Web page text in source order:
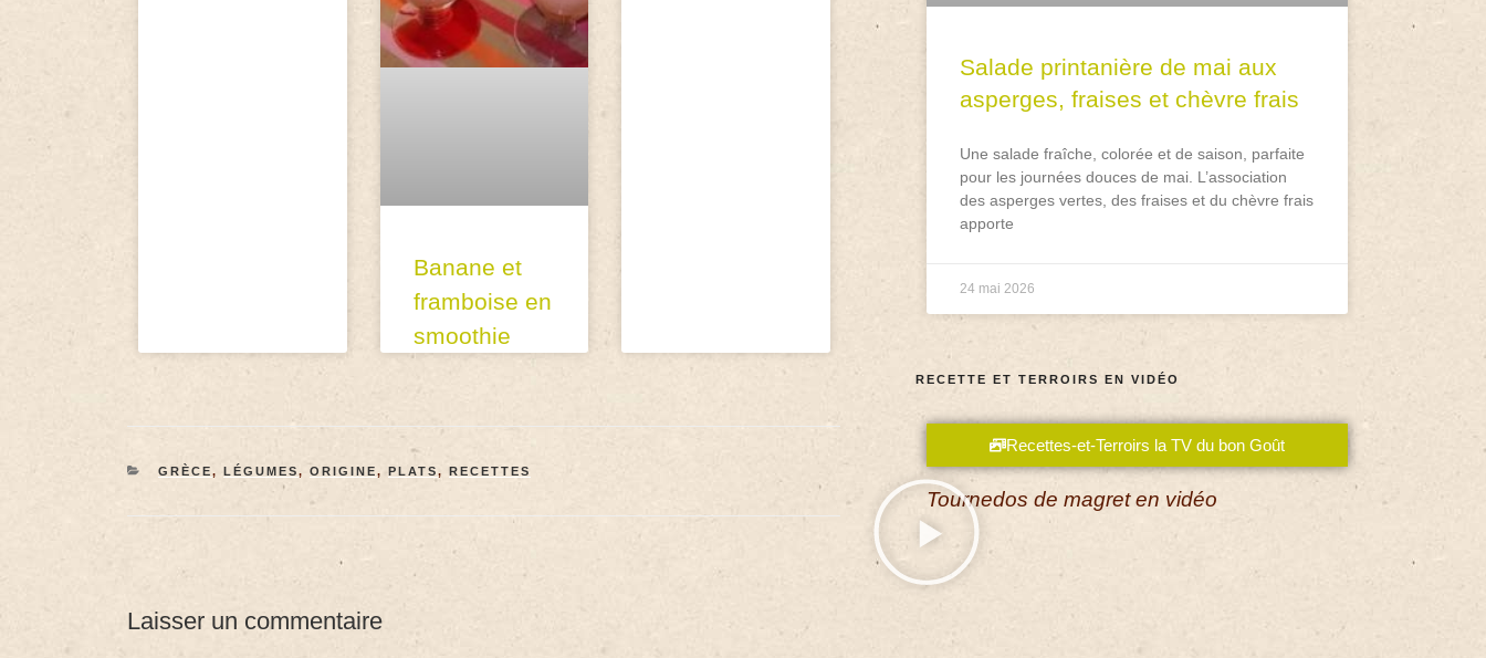
Banane et
framboise en
smoothie
GRÈCE, LÉGUMES, ORIGINE, PLATS, RECETTES
Laisser un commentaire
Salade printanière de mai aux
asperges, fraises et chèvre frais
Une salade fraîche, colorée et de saison, parfaite
pour les journées douces de mai. L’association
des asperges vertes, des fraises et du chèvre frais
apporte
24 mai 2026
RECETTE ET TERROIRS EN VIDÉO
Recettes-et-Terroirs la TV du bon Goût
Tournedos de magret en vidéo